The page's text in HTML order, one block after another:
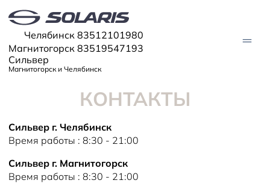
Сильвер
Магнитогорск и Челябинск
Челябинск 83512101980
Магнитогорск 83519547193
МОДЕЛИ
Solaris KRX
Solaris KRS
ЦИФРОВОЙ АВТОМОБИЛЬ
КОНТАКТЫ
Сильвер г. Челябинск
Время работы : 8:30 - 21:00
Сильвер г. Магнитогорск
Время работы : 8:30 - 21:00